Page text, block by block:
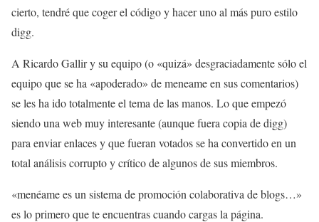
cierto, tendré que coger el código y hacer uno al más puro estilo
digg.
A Ricardo Gallir y su equipo (o «quizá» desgraciadamente sólo el
equipo que se ha «apoderado» de meneame en sus comentarios)
se les ha ido totalmente el tema de las manos. Lo que empezó
siendo una web muy interesante (aunque fuera copia de digg)
para enviar enlaces y que fueran votados se ha convertido en un
total análisis corrupto y crítico de algunos de sus miembros.
«menéame es un sistema de promoción colaborativa de blogs…»
es lo primero que te encuentras cuando cargas la página.